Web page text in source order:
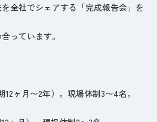
全社でシェアする「完成報告会」を
っています。
ヶ月〜2年）。現場体制3〜4名。